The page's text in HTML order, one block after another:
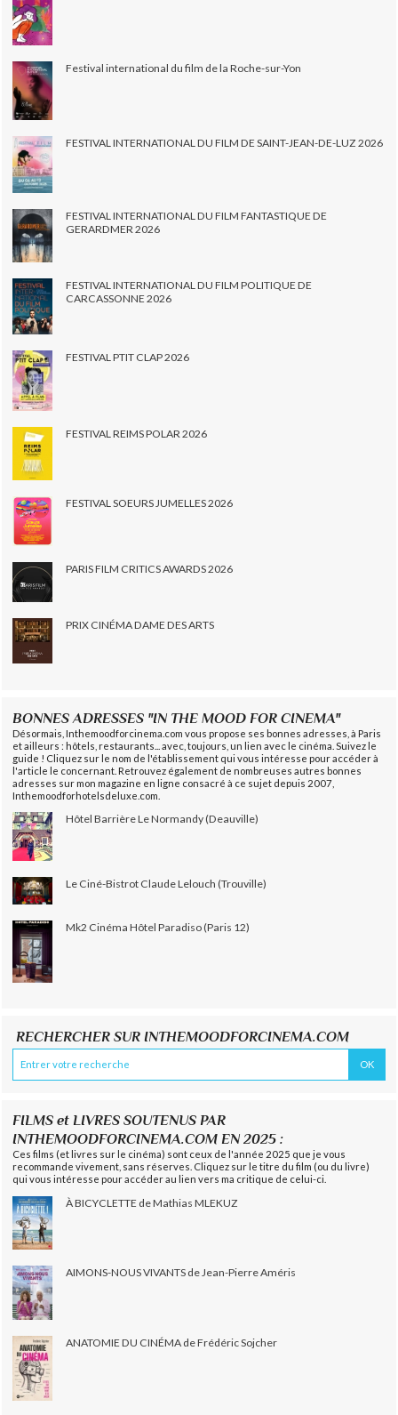
Festival international du film de la Roche-sur-Yon
FESTIVAL INTERNATIONAL DU FILM DE SAINT-JEAN-DE-LUZ 2026
FESTIVAL INTERNATIONAL DU FILM FANTASTIQUE DE
GERARDMER 2026
FESTIVAL INTERNATIONAL DU FILM POLITIQUE DE
CARCASSONNE 2026
FESTIVAL PTIT CLAP 2026
FESTIVAL REIMS POLAR 2026
FESTIVAL SOEURS JUMELLES 2026
PARIS FILM CRITICS AWARDS 2026
PRIX CINÉMA DAME DES ARTS
BONNES ADRESSES "IN THE MOOD FOR CINEMA"
Désormais, Inthemoodforcinema.com vous propose ses bonnes adresses, à Paris
et ailleurs : hôtels, restaurants... avec, toujours, un lien avec le cinéma. Suivez le
guide ! Cliquez sur le nom de l'établissement qui vous intéresse pour accéder à
l'article le concernant. Retrouvez également de nombreuses autres bonnes
adresses sur mon magazine en ligne consacré à ce sujet depuis 2007,
Inthemoodforhotelsdeluxe.com.
Hôtel Barrière Le Normandy (Deauville)
Le Ciné-Bistrot Claude Lelouch (Trouville)
Mk2 Cinéma Hôtel Paradiso (Paris 12)
RECHERCHER SUR INTHEMOODFORCINEMA.COM
FILMS et LIVRES SOUTENUS PAR
INTHEMOODFORCINEMA.COM EN 2025 :
Ces films (et livres sur le cinéma) sont ceux de l'année 2025 que je vous
recommande vivement, sans réserves. Cliquez sur le titre du film (ou du livre)
qui vous intéresse pour accéder au lien vers ma critique de celui-ci.
À BICYCLETTE de Mathias MLEKUZ
AIMONS-NOUS VIVANTS de Jean-Pierre Améris
ANATOMIE DU CINÉMA de Frédéric Sojcher